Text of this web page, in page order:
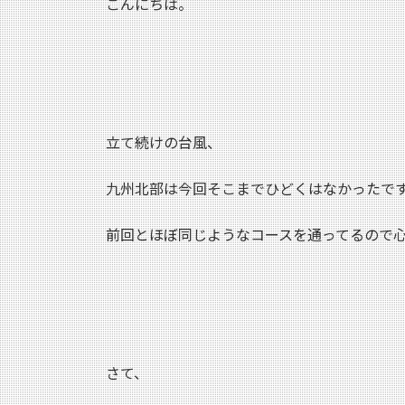
:
こんにちは。
立て続けの台風、
九州北部は今回そこまでひどくはなかったで
前回とほぼ同じようなコースを通ってるので
さて、